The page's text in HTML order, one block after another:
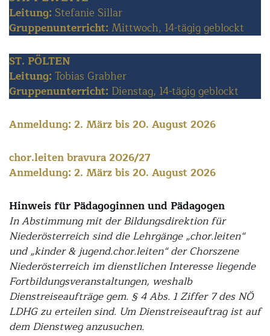
Leitung: Stefanie Sillar
Gruppenunterricht: Mittwoch, 14-tägig geblockt
ST. PÖLTEN
Leitung: Tobias Grabher
Gruppenunterricht: Dienstag, 14-tägig geblockt
Anmeldung: 2. März bis 20. August 2026
chor.leiten bravura 2026/27
Anmeldung: 2. März bis 20. August 2026
Hinweis für Pädagoginnen und Pädagogen
In Abstimmung mit der Bildungsdirektion für
Niederösterreich sind die Lehrgänge „chor.leiten“
und „kinder & jugend.chor.leiten“ der Chorszene
Niederösterreich im dienstlichen Interesse liegende
Fortbildungsveranstaltungen, weshalb
Dienstreiseaufträge gem. § 4 Abs. 1 Ziffer 7 des NÖ
LDHG zu erteilen sind. Um Dienstreiseauftrag ist auf
dem Dienstweg anzusuchen.